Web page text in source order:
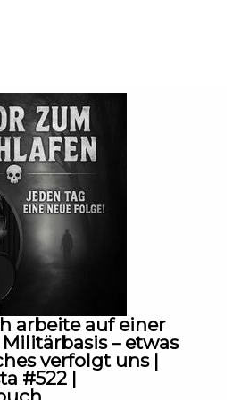
im Video:
@Myuu
@VIVEKABHISHEK
@incompetech_kmac
@MichaelGhelfiStudios
Creepypasta!
arbeite auf einer
– etwas
verfolgt uns |
#522 |